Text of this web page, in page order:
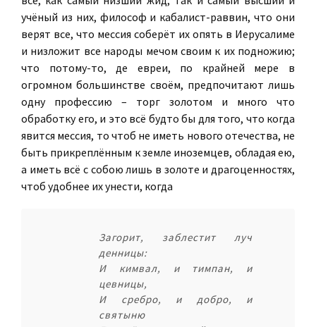
учёный из них, философ и кабалист-раввин, что они
верят все, что мессия соберёт их опять в Иерусалиме
и низложит все народы мечом своим к их подножию;
что потому-то, де евреи, по крайней мере в
огромном большинстве своём, предпочитают лишь
одну профессию – торг золотом и много что
обработку его, и это всё будто бы для того, что когда
явится мессия, то чтоб не иметь нового отечества, не
быть прикреплённым к земле иноземцев, обладая ею,
а иметь всё с собою лишь в золоте и драгоценностях,
чтоб удобнее их унести, когда
Загорит, заблестит луч
денницы:
И кимвал, и тимпан, и
цевницы,
И сребро, и добро, и
святыню